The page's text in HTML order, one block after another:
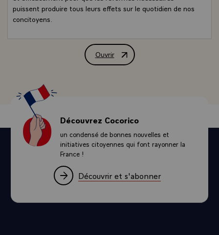
puissent produire tous leurs effets sur le quotidien de nos
concitoyens.
Ouvrir
Propos de M. Jacques Chirac,
Découvrez Cocorico
un condensé de bonnes nouvelles et
initiatives citoyennes qui font rayonner la
France !
Découvrir et s'abonner